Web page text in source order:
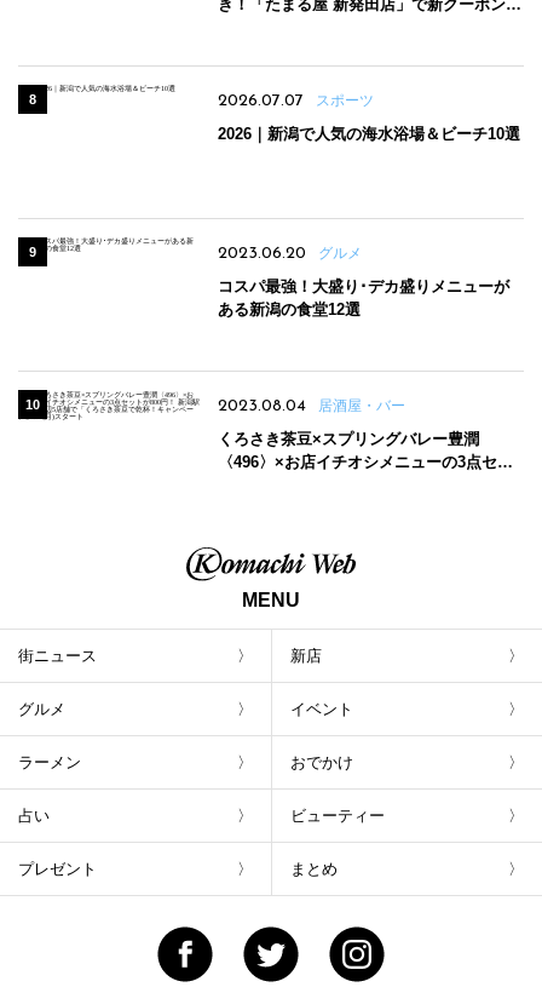
き！「たまる屋 新発田店」で新クーポン登
2026.07.07 スポーツ
2026｜新潟で人気の海水浴場＆ビーチ10選
2023.06.20 グルメ
コスパ最強！大盛り･デカ盛りメニューが
ある新潟の食堂12選
2023.08.04 居酒屋・バー
くろさき茶豆×スプリングバレー豊潤
〈496〉×お店イチオシメニューの3点セッ
MENU
街ニュース 新店
グルメ イベント
ラーメン おでかけ
占い ビューティー
プレゼント まとめ